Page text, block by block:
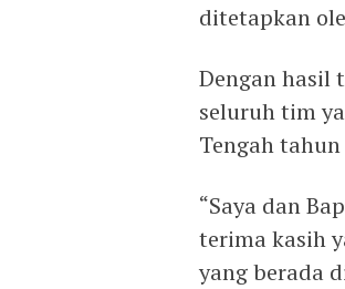
ditetapkan
Dengan hasil
seluruh tim
Tengah tahun
“Saya dan
terima kasih
yang berada